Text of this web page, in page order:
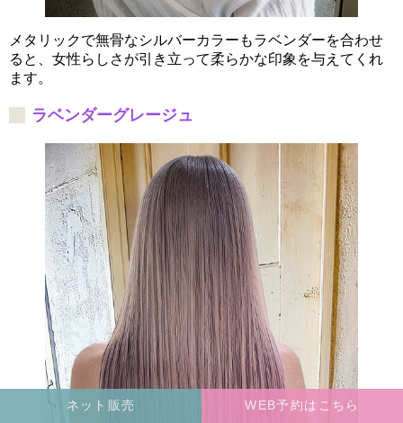
メタリックで無骨なシルバーカラーもラベンダーを合わせ
ると、女性らしさが引き立って柔らかな印象を与えてくれ
ます。
ラベンダーグレージュ
ネット販売 WEB予約はこちら